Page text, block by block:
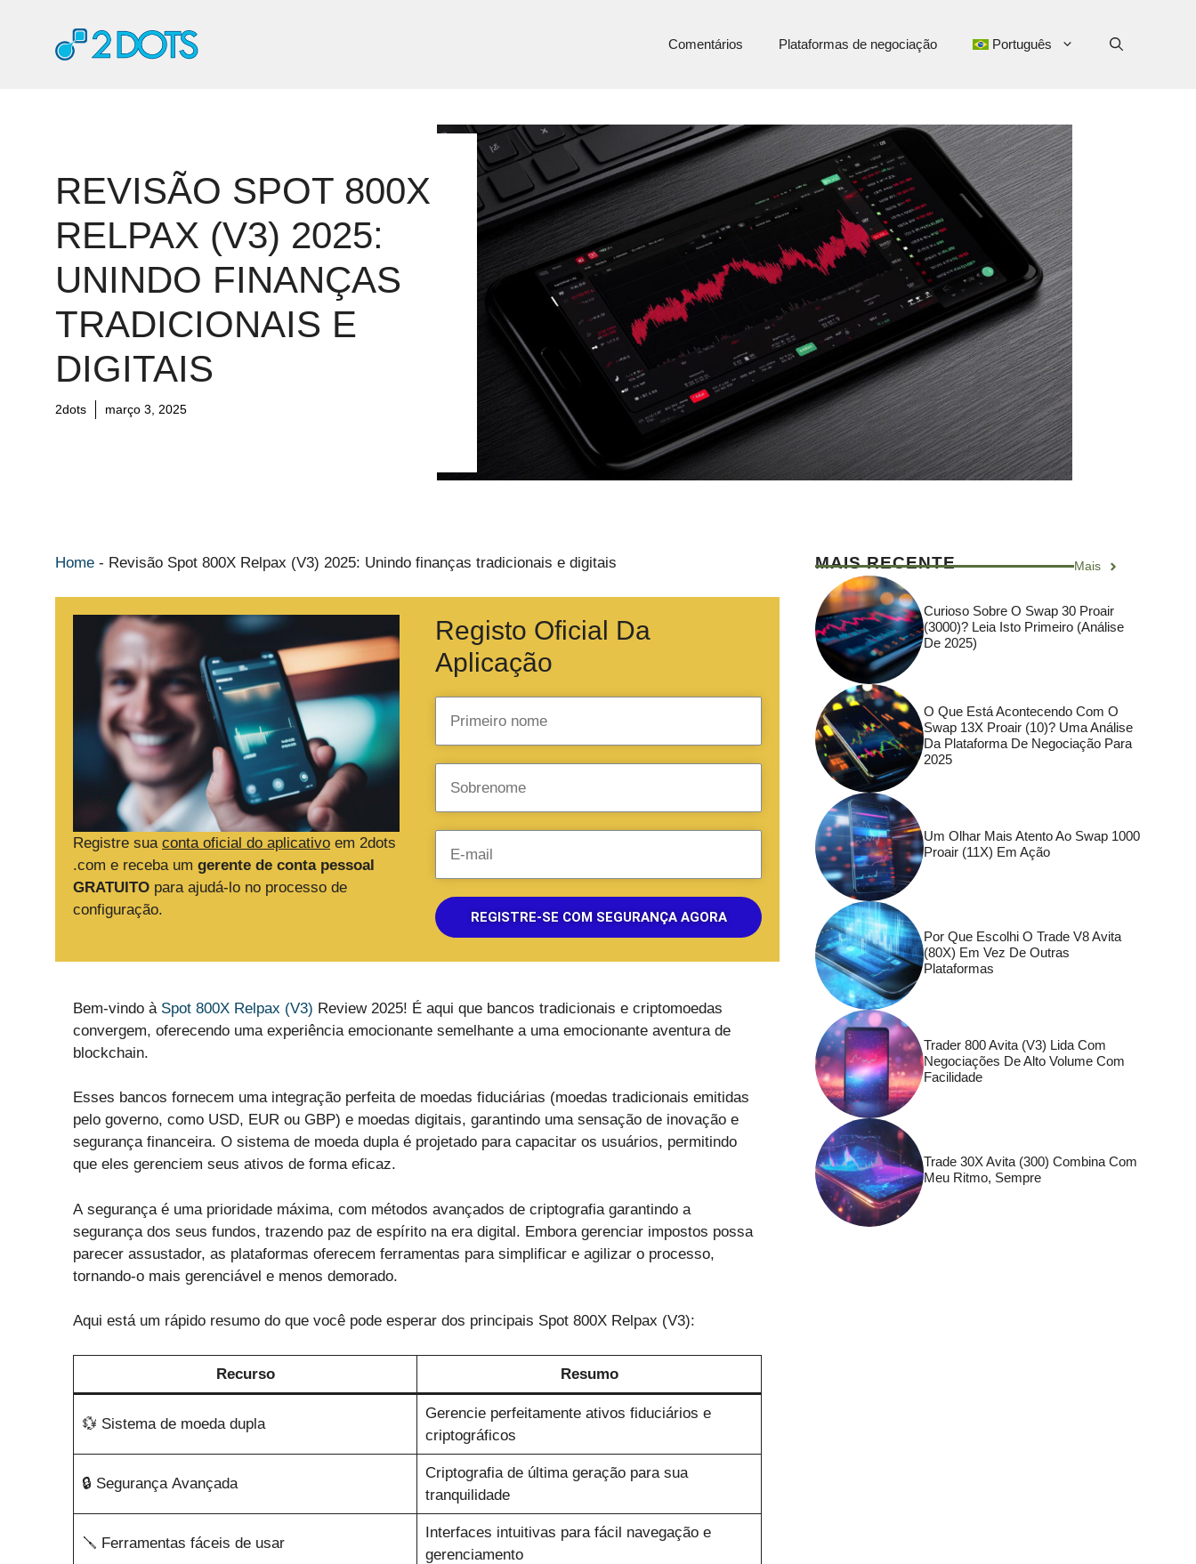
Comentários Plataformas de negociação Português
REVISÃO SPOT 800X
RELPAX (V3) 2025:
UNINDO FINANÇAS
TRADICIONAIS E
DIGITAIS
2dots março 3, 2025
Home - Revisão Spot 800X Relpax (V3) 2025: Unindo finanças tradicionais e digitais
Registre sua conta oficial do aplicativo em 2dots
.com e receba um gerente de conta pessoal
GRATUITO para ajudá-lo no processo de
configuração.
Registo Oficial Da
Aplicação
REGISTRE-SE COM SEGURANÇA AGORA
Bem-vindo à Spot 800X Relpax (V3) Review 2025! É aqui que bancos tradicionais e criptomoedas
convergem, oferecendo uma experiência emocionante semelhante a uma emocionante aventura de
blockchain.
Esses bancos fornecem uma integração perfeita de moedas fiduciárias (moedas tradicionais emitidas
pelo governo, como USD, EUR ou GBP) e moedas digitais, garantindo uma sensação de inovação e
segurança financeira. O sistema de moeda dupla é projetado para capacitar os usuários, permitindo
que eles gerenciem seus ativos de forma eficaz.
A segurança é uma prioridade máxima, com métodos avançados de criptografia garantindo a
segurança dos seus fundos, trazendo paz de espírito na era digital. Embora gerenciar impostos possa
parecer assustador, as plataformas oferecem ferramentas para simplificar e agilizar o processo,
tornando-o mais gerenciável e menos demorado.
Aqui está um rápido resumo do que você pode esperar dos principais Spot 800X Relpax (V3):
Recurso Resumo
💱 Sistema de moeda dupla
Gerencie perfeitamente ativos fiduciários e
criptográficos
🔒 Segurança Avançada
Criptografia de última geração para sua
tranquilidade
🪛 Ferramentas fáceis de usar
Interfaces intuitivas para fácil navegação e
gerenciamento ️
MAIS RECENTE Mais
Curioso Sobre O Swap 30 Proair
(3000)? Leia Isto Primeiro (análise
De 2025)
O Que Está Acontecendo Com O
Swap 13X Proair (10)? Uma Análise
Da Plataforma De Negociação Para
2025
Um Olhar Mais Atento Ao Swap 1000
Proair (11X) Em Ação
Por Que Escolhi O Trade V8 Avita
(80X) Em Vez De Outras
Plataformas
Trader 800 Avita (V3) Lida Com
Negociações De Alto Volume Com
Facilidade
Trade 30X Avita (300) Combina Com
Meu Ritmo, Sempre